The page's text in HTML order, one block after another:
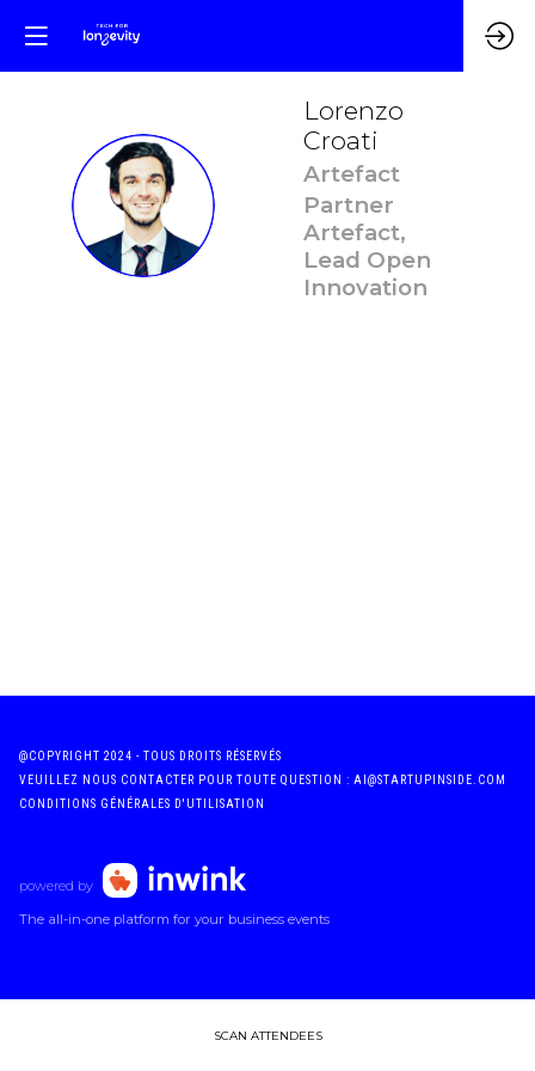
LC
Lorenzo
Croati
Artefact
Partner
Artefact,
Lead Open
Innovation
@COPYRIGHT 2024 - TOUS DROITS RÉSERVÉS
VEUILLEZ NOUS CONTACTER POUR TOUTE QUESTION : AI@STARTUPINSIDE.COM
CONDITIONS GÉNÉRALES D'UTILISATION
powered by
The all-in-one platform for your business events
SCAN ATTENDEES